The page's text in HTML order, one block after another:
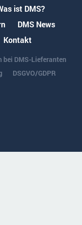
ist DMS?
DMS News
Kontakt
bei DMS-Lieferanten
DSGVO/GDPR